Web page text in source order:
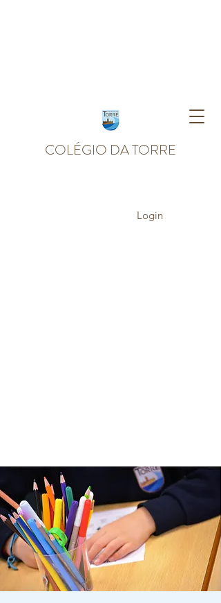
COLÉGIO DA TORRE
Login